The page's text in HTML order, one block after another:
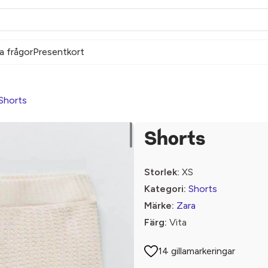
frågorPresentkort
Shorts
Storlek: XS
Kategori: Shorts
Märke: Zara
Färg: Vita
14 gillamarkeringar